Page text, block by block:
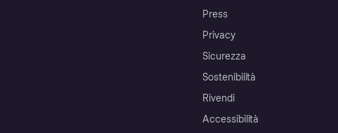
Press
Privacy
Sicurezza
Sostenibilità
Rivendi
Accessibilità